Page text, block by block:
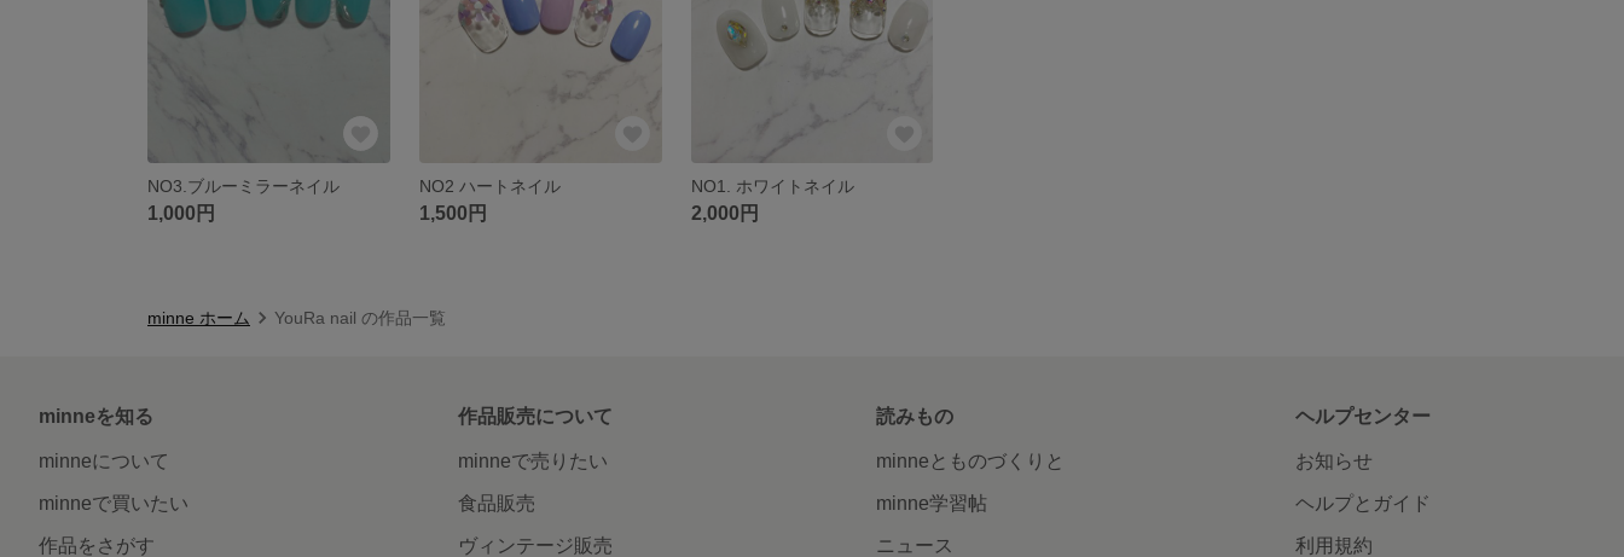
NO3.ブルーミラーネイル
1,000円
NO2 ハートネイル
1,500円
NO1. ホワイトネイル
2,000円
minne ホーム YouRa nail の作品一覧
minneを知る
minneについて
minneで買いたい
作品をさがす
作品販売について
minneで売りたい
食品販売
ヴィンテージ販売
読みもの
minneとものづくりと
minne学習帖
ニュース
ヘルプセンター
お知らせ
ヘルプとガイド
利用規約